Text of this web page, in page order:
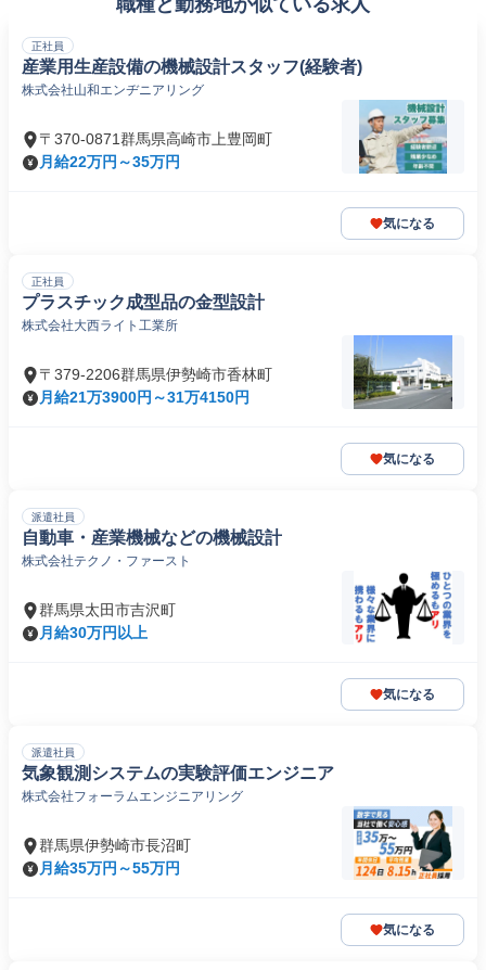
職種と勤務地が似ている求人
正社員
産業用生産設備の機械設計スタッフ(経験者)
株式会社山和エンヂニアリング
〒370-0871群馬県高崎市上豊岡町
月給22万円～35万円
気になる
正社員
プラスチック成型品の金型設計
株式会社大西ライト工業所
〒379-2206群馬県伊勢崎市香林町
月給21万3900円～31万4150円
気になる
派遣社員
自動車・産業機械などの機械設計
株式会社テクノ・ファースト
群馬県太田市吉沢町
月給30万円以上
気になる
派遣社員
気象観測システムの実験評価エンジニア
株式会社フォーラムエンジニアリング
群馬県伊勢崎市長沼町
月給35万円～55万円
気になる